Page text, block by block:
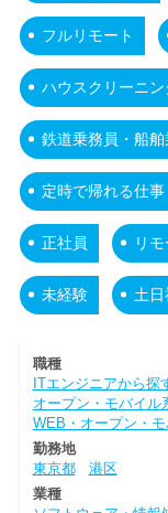
フルリモート
ハウスクリーニン
鉄道乗務員・船舶
定時で帰れる仕事
正社員 リ
未経験 土
職種
ITエンジニアから探
オープン・モバイル
WEB・オープン・モ
勤務地
東京都
港区
業種